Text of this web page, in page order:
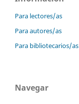
Para lectores/as
Para autores/as
Para bibliotecarios/as
Navegar